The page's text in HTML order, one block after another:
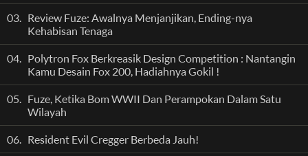
03. Review Fuze: Awalnya Menjanjikan, Ending-nya
Kehabisan Tenaga
04. Polytron Fox Berkreasik Design Competition : Nantangin
Kamu Desain Fox 200, Hadiahnya Gokil !
05. Fuze, Ketika Bom WWII Dan Perampokan Dalam Satu
Wilayah
06. Resident Evil Cregger Berbeda Jauh!